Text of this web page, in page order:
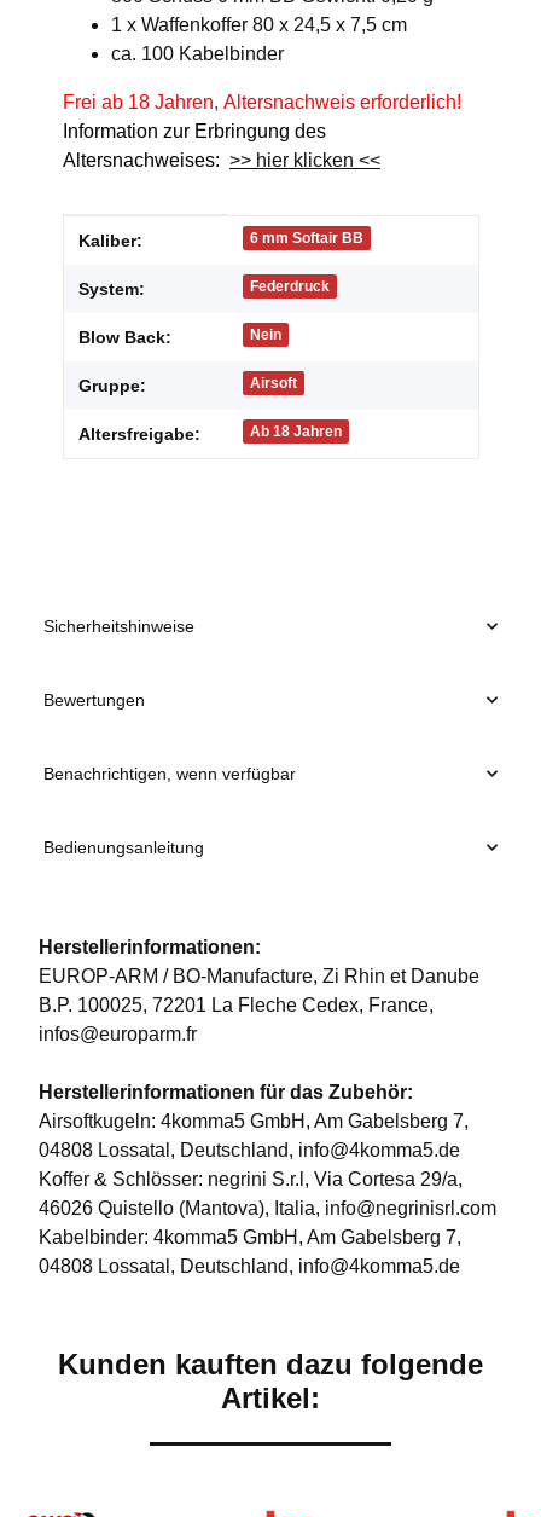
1 x Waffenkoffer 80 x 24,5 x 7,5 cm
ca. 100 Kabelbinder
Frei ab 18 Jahren, Altersnachweis erforderlich!
Information zur Erbringung des
Altersnachweises: >> hier klicken <<
Produkteigenschaft
Wert
Kaliber: 6 mm Softair BB
System: Federdruck
Blow Back: Nein
Gruppe: Airsoft
Altersfreigabe: Ab 18 Jahren
Sicherheitshinweise
Bewertungen
Benachrichtigen, wenn verfügbar
Bedienungsanleitung
Herstellerinformationen:
EUROP-ARM / BO-Manufacture, Zi Rhin et Danube
B.P. 100025, 72201 La Fleche Cedex, France,
infos@europarm.fr
Herstellerinformationen für das Zubehör:
Airsoftkugeln: 4komma5 GmbH, Am Gabelsberg 7,
04808 Lossatal, Deutschland, info@4komma5.de
Koffer & Schlösser: negrini S.r.l, Via Cortesa 29/a,
46026 Quistello (Mantova), Italia, info@negrinisrl.com
Kabelbinder: 4komma5 GmbH, Am Gabelsberg 7,
04808 Lossatal, Deutschland, info@4komma5.de
Kunden kauften dazu folgende
Artikel: